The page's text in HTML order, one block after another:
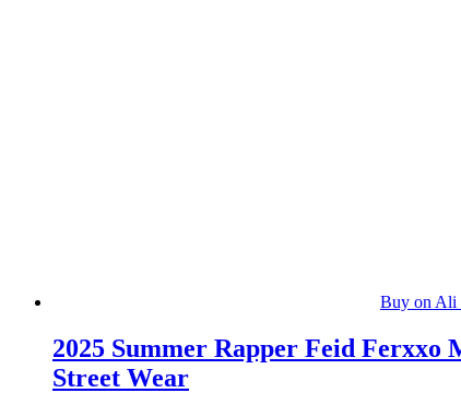
Buy on Ali
2025 Summer Rapper Feid Ferxxo
Street Wear